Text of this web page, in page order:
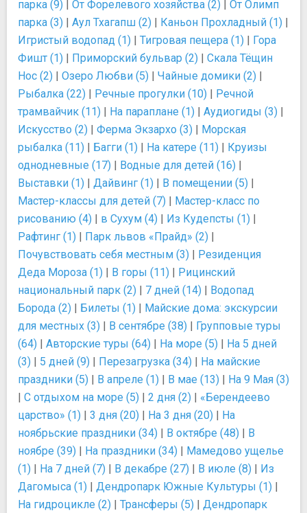
парка (9) От Форелевого хозяйства (2)
От Олимп
парка (3) | Аул Тхагапш (2) | Каньон Прохладный (1) |
Игристый водопад (1) | Тигровая пещера (1) | Гора
Фишт (1) | Приморский бульвар (2) | Скала Тёщин
Нос (2) | Озеро Любви (5) | Чайные домики (2) |
Рыбалка (22) | Речные прогулки (10) | Речной
трамвайчик (11) | На параплане (1) | Аудиогиды (3) |
Искусство (2) | Ферма Экзархо (3) | Морская
рыбалка (11) | Багги (1) | На катере (11) | Круизы
однодневные (17) | Водные для детей (16) |
Выставки (1) | Дайвинг (1) | В помещении (5) |
Мастер-классы для детей (7) | Мастер-класс по
рисованию (4) | в Сухум (4) | Из Кудепсты (1) |
Рафтинг (1) | Парк львов «Прайд» (2) |
Почувствовать себя местным (3) | Резиденция
Деда Мороза (1) | В горы (11) | Рицинский
национальный парк (2) | 7 дней (14) | Водопад
Борода (2) | Билеты (1) | Майские дома: экскурсии
для местных (3) | В сентябре (38) | Групповые туры
(64) | Авторские туры (64) | На море (5) | На 5 дней
(3) | 5 дней (9) | Перезагрузка (34) | На майские
праздники (5) | В апреле (1) | В мае (13) | На 9 Мая (3)
| С отдыхом на море (5) | 2 дня (2) | «Берендеево
царство» (1) | 3 дня (20) | На 3 дня (20) | На
ноябрьские праздники (34) | В октябре (48) | В
ноябре (39) | На праздники (34) | Мамедово ущелье
(1) | На 7 дней (7) | В декабре (27) | В июле (8) | Из
Дагомыса (1) | Дендропарк Южные Культуры (1) |
На гидроцикле (2) | Трансферы (5) | Дендропарк